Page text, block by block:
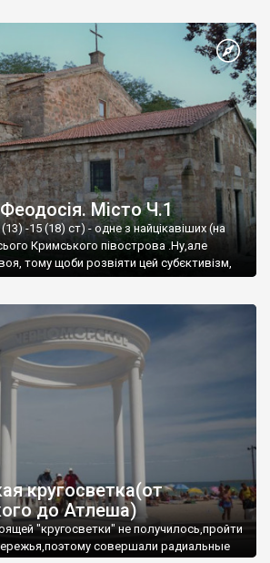
Місто Ч.1
-15 (18) ст) - одне з найцікавіших (на
Кримського півострова .Ну,але
тому щоби розвіяти цей субєктивізм,
це
кругосветка(от
до Атлеша)
"кругосветки" не получилось,пройти
совершали радиальные